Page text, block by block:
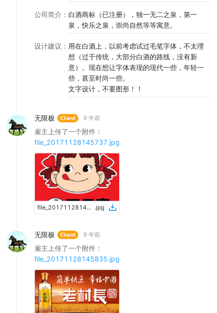
公司简介 ： 白酒商标（已注册），独一无二之泉，第一
泉，快乐之泉，崇尚自然等等寓意。
设计建议 ： 用在白酒上，以前考虑试过毛笔字体，不太理
想（过于传统，大部分白酒的路线，没有新
意）。现在想让字体表现的现代一些，年轻一
些，甚至时尚一些。
文字设计，不要图形！！
无限极 9 年前
雇主上传了一个附件：
file_20171128145737.jpg
file_20171128145737 .jpg
无限极 9 年前
雇主上传了一个附件：
file_20171128145835.jpg